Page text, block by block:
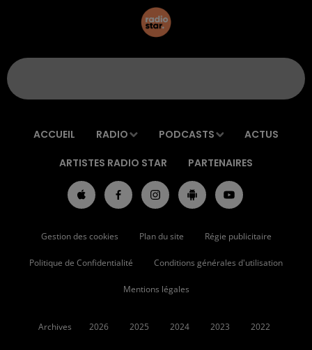
ACCUEIL RADIO PODCASTS ACTUS
ARTISTES RADIO STAR PARTENAIRES
Gestion des cookies Plan du site Régie publicitaire
Politique de Confidentialité Conditions générales d'utilisation
Mentions légales
Archives 2026 2025 2024 2023 2022